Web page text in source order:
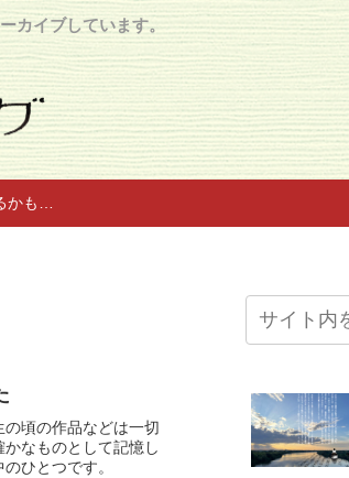
カイブしています。
かも…
頃の作品などは一切
なものとして記憶し
ひとつです。